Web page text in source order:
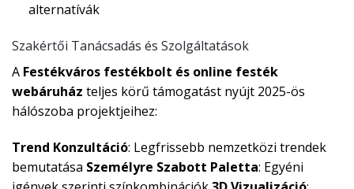
alternatívák
Szakértői Tanácsadás és Szolgáltatások
A Festékváros festékbolt és online festék
webáruház teljes körű támogatást nyújt 2025-ös
hálószoba projektjeihez:
Trend Konzultáció: Legfrissebb nemzetközi trendek
bemutatása Személyre Szabott Paletta: Egyéni